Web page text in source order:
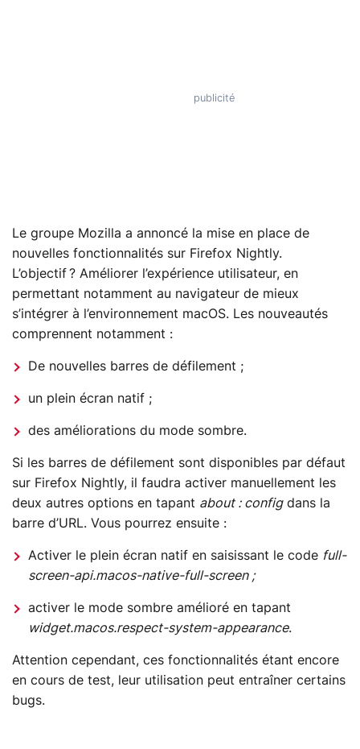
Le groupe Mozilla a annoncé la mise en place de
nouvelles fonctionnalités sur Firefox Nightly.
L’objectif ? Améliorer l’expérience utilisateur, en
permettant notamment au navigateur de mieux
s’intégrer à l’environnement macOS. Les nouveautés
comprennent notamment :
De nouvelles barres de défilement ;
un plein écran natif ;
des améliorations du mode sombre.
Si les barres de défilement sont disponibles par défaut
sur Firefox Nightly, il faudra activer manuellement les
deux autres options en tapant about : configdans la
barre d’URL. Vous pourrez ensuite :
Activer le plein écran natif en saisissant le code full-
screen-api.macos-native-full-screen ;
activer le mode sombre amélioré en tapant
widget.macos.respect-system-appearance.
Attention cependant, ces fonctionnalités étant encore
en cours de test, leur utilisation peut entraîner certains
bugs.